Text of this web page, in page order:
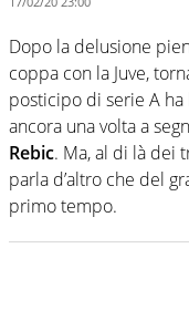
Dopo la delusione
coppa con la Juve,
posticipo di serie A
ancora una volta a
Rebic. Ma, al di là dei
parla d’altro che del
primo tempo.